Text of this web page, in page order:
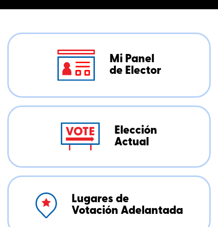
Mi Panel
de Elector
Elección
Actual
Lugares de
Votación Adelantada